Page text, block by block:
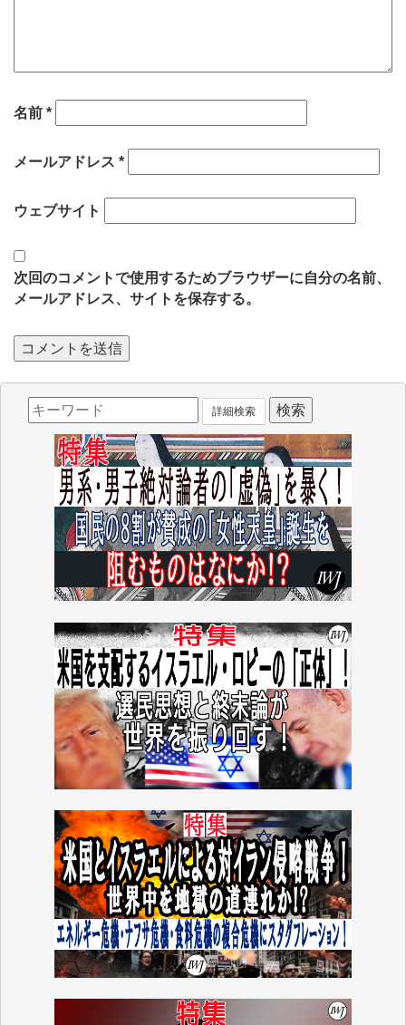
名前 *
メールアドレス *
ウェブサイト
次回のコメントで使用するためブラウザーに自分の名前、
メールアドレス、サイトを保存する。
詳細検索